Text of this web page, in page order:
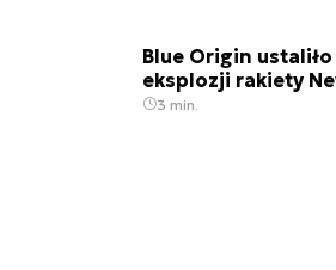
Blue Origin
eksplozji rakiety
3 min.